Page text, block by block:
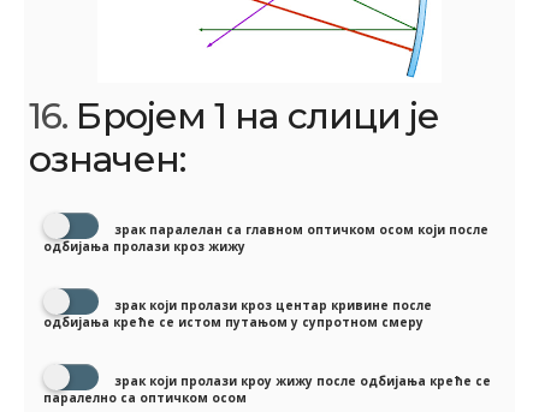
16. Бројем 1 на слици је
означен:
зрак паралелан са главном оптичком осом који после
одбијања пролази кроз жижу
зрак који пролази кроз центар кривине после
одбијања креће се истом путањом у супротном смеру
зрак који пролази кроу жижу после одбијања креће се
паралелно са оптичком осом